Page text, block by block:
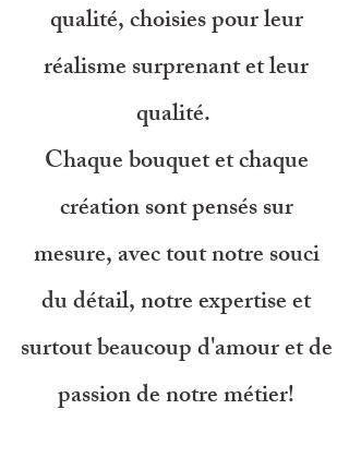
qualité, choisies pour leur
réalisme surprenant et leur
qualité.
Chaque bouquet et chaque
création sont pensés sur
mesure, avec tout notre souci
du détail, notre expertise et
surtout beaucoup d'amour et de
passion de notre métier!